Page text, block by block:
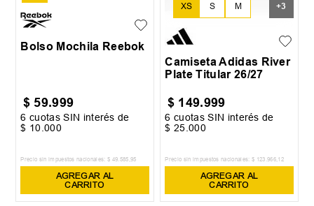
Bolso Mochila Reebok
$ 59.999
6 cuotas SIN interés de
$ 10.000
Precio sin impuestos nacionales: $ 49.585 ,95
AGREGAR AL
CARRITO
XS S M +3
Camiseta Adidas River
Plate Titular 26/27
$ 149.999
6 cuotas SIN interés de
$ 25.000
Precio sin impuestos nacionales: $ 123 .966,12
AGREGAR AL
CARRITO